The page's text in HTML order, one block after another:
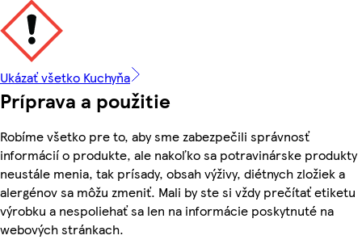
Ukázať všetko Kuchyňa
Príprava a použitie
Robíme všetko pre to, aby sme zabezpečili správnosť
informácií o produkte, ale nakoľko sa potravinárske produkty
neustále menia, tak prísady, obsah výživy, diétnych zložiek a
alergénov sa môžu zmeniť. Mali by ste si vždy prečítať etiketu
výrobku a nespoliehať sa len na informácie poskytnuté na
webových stránkach.